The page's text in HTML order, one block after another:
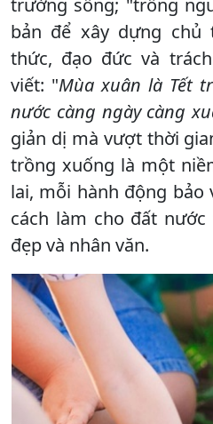
trường sống; "trồng
bản để xây dựng
thức, đạo đức và
viết: "Mùa xuân là Tết
nước càng ngày càng
giản dị mà vượt thời
trồng xuống là một
lai, mỗi hành động
cách làm cho đất
đẹp và nhân văn.